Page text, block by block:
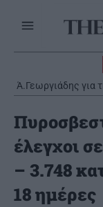
Ά.Γεωργιάδης για
έλεγχοι
– 3.748
18 ημέρες